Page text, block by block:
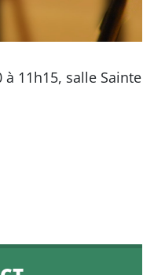
11h15, salle Sainte